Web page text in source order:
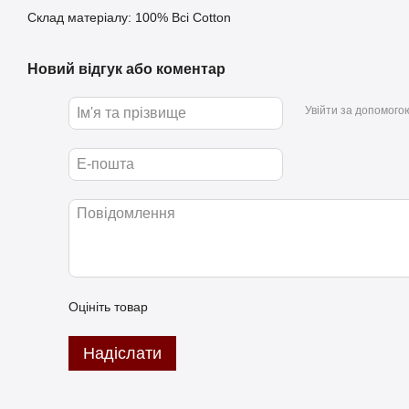
Склад матеріалу: 100% Bci Cotton
Новий відгук або коментар
Увійти за
Оцініть товар
Надіслати